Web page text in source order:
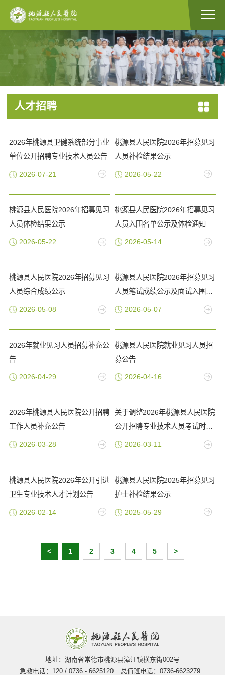
人才招聘
2026年桃源县卫健系统部分事业
单位公开招聘专业技术人员公告
2026-07-21
桃源县人民医院2026年招募见习
人员补检结果公示
2026-05-22
桃源县人民医院2026年招募见习
人员体检结果公示
2026-05-22
桃源县人民医院2026年招募见习
人员入围名单公示及体检通知
2026-05-14
桃源县人民医院2026年招募见习
人员综合成绩公示
2026-05-08
桃源县人民医院2026年招募见习
人员笔试成绩公示及面试入围通
知 2026-05-07
2026年就业见习人员招募补充公
告
2026-04-29
桃源县人民医院就业见习人员招
募公告
2026-04-16
2026年桃源县人民医院公开招聘
工作人员补充公告
2026-03-28
关于调整2026年桃源县人民医院
公开招聘专业技术人员考试时
间、地点的公告
2026-03-11
桃源县人民医院2026年公开引进
卫生专业技术人才计划公告
2026-02-14
桃源县人民医院2025年招募见习
护士补检结果公示
2025-05-29
< 1 2 3 4 5 >
地址：湖南省常德市桃源县漳江镇横东街002号
急救电话：120 / 0736 - 6625120
总值班电话：0736-6623279